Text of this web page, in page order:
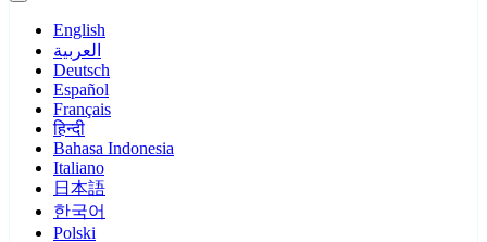
English
العربية
Deutsch
Español
Français
हिन्दी
Bahasa Indonesia
Italiano
日本語
한국어
Polski